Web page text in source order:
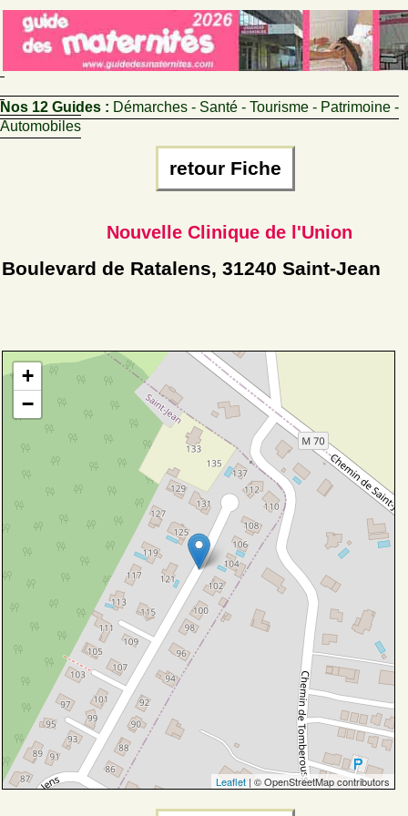
Nos 12 Guides : Démarches - Santé - Tourisme - Patrimoine -
Automobiles
retour Fiche
Nouvelle Clinique de l'Union
Boulevard de Ratalens, 31240 Saint-Jean
+
−
Leaflet | © OpenStreetMap contributors